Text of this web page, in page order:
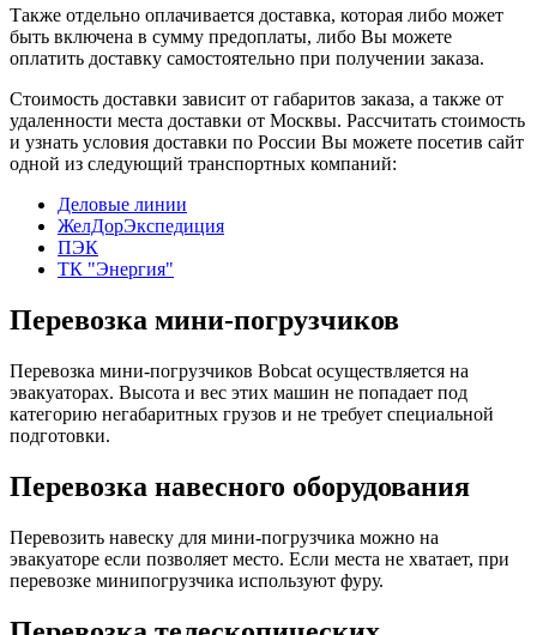
Также отдельно оплачивается доставка, которая либо может
быть включена в сумму предоплаты, либо Вы можете
оплатить доставку самостоятельно при получении заказа.
Стоимость доставки зависит от габаритов заказа, а также от
удаленности места доставки от Москвы. Рассчитать стоимость
и узнать условия доставки по России Вы можете посетив сайт
одной из следующий транспортных компаний:
Деловые линии
ЖелДорЭкспедиция
ПЭК
ТК "Энергия"
Перевозка мини-погрузчиков
Перевозка мини-погрузчиков Bobcat осуществляется на
эвакуаторах. Высота и вес этих машин не попадает под
категорию негабаритных грузов и не требует специальной
подготовки.
Перевозка навесного оборудования
Перевозить навеску для мини-погрузчика можно на
эвакуаторе если позволяет место. Если места не хватает, при
перевозке минипогрузчика используют фуру.